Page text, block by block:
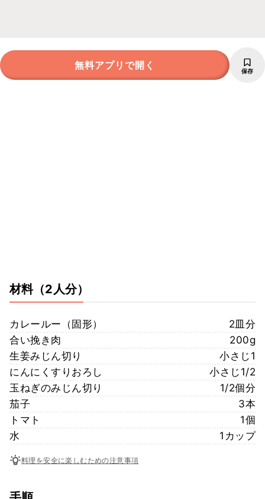
無料アプリで開く 保存
材料（2人分）
カレールー（固形）
2皿分
合い挽き肉
200g
生姜みじん切り
小さじ1
にんにくすりおろし
小さじ1/2
玉ねぎのみじん切り
1/2個分
茄子
3本
トマト
1個
水
1カップ
料理を安全に楽しむための注意事項